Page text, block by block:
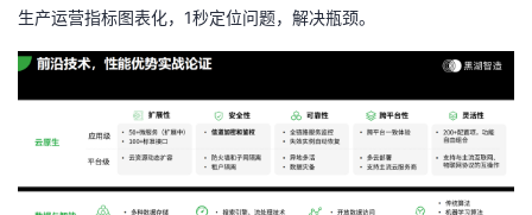
生产运营指标图表化， 1秒定位问题，解决瓶颈。